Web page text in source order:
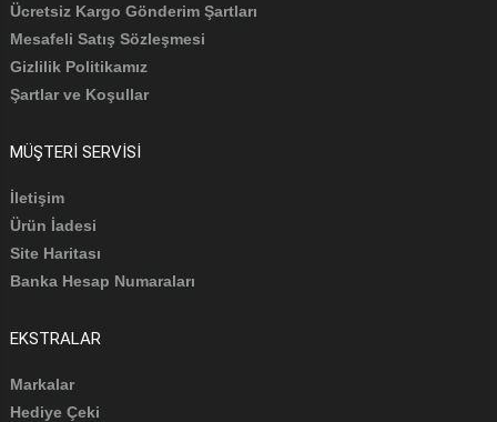
Ücretsiz Kargo Gönderim Şartları
Mesafeli Satış Sözleşmesi
Gizlilik Politikamız
Şartlar ve Koşullar
MÜŞTERI SERVISI
İletişim
Ürün İadesi
Site Haritası
Banka Hesap Numaraları
EKSTRALAR
Markalar
Hediye Çeki